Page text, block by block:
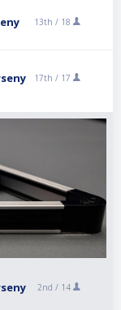
13th / 18
17th / 17
2nd / 14